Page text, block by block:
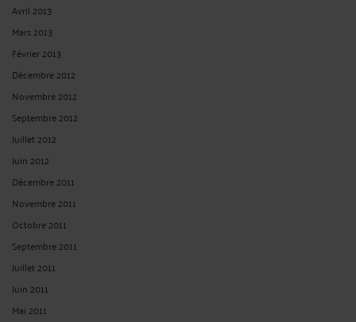
Avril 2013
Mars 2013
Février 2013
Décembre 2012
Novembre 2012
Septembre 2012
Juillet 2012
Juin 2012
Décembre 2011
Novembre 2011
Octobre 2011
Septembre 2011
Juillet 2011
Juin 2011
Mai 2011